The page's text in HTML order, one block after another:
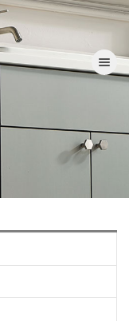
Toggle